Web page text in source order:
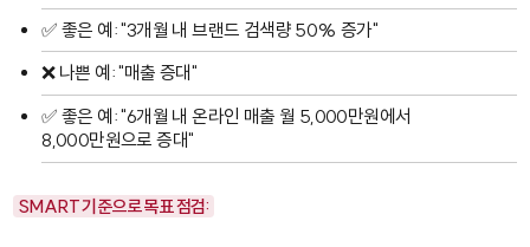
✅ 좋은 예: "3개월 내 브랜드 검색량 50% 증가"
❌ 나쁜 예: "매출 증대"
✅ 좋은 예: "6개월 내 온라인 매출 월 5,000만원에서
8,000만원으로 증대"
SMART 기준으로 목표 점검: